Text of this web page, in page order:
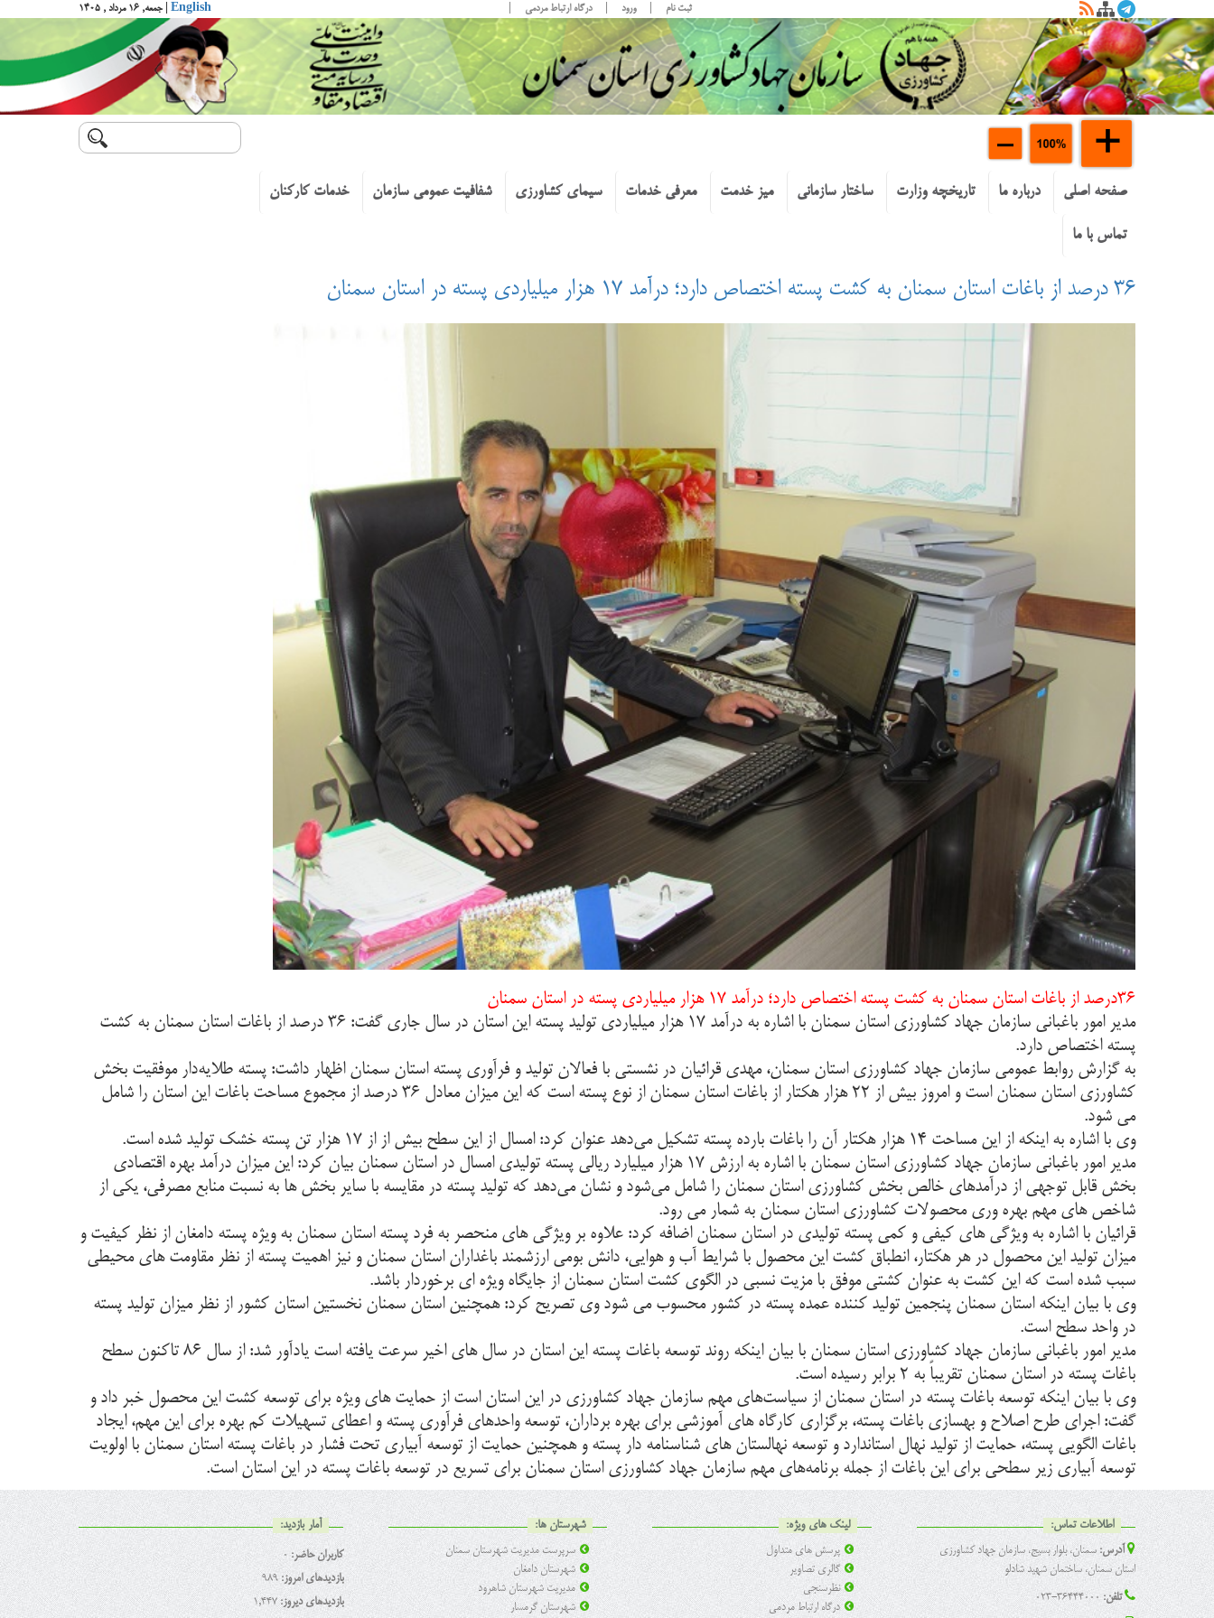
English | جمعه, ۱۶ مرداد , ۱۴۰۵ ثبت نام ورود درگاه ارتباط مردمی
صفحه اصلی درباره ما تاریخچه وزارت ساختار سازمانی میز خدمت معرفی خدمات سیمای کشاورزی شفافیت عمومی سازمان خدمات کارکنان
تماس با ما
۳۶ درصد از باغات استان سمنان به كشت پسته اختصاص دارد؛ درآمد ۱۷ هزار ميلياردي پسته در استان سمنان
۳۶درصد از باغات استان سمنان به کشت پسته اختصاص دارد؛ درآمد ۱۷ هزار میلیاردی پسته در استان سمنان
مدیر امور باغبانی سازمان جهاد کشاورزی استان سمنان با اشاره به درآمد ۱۷ هزار میلیاردی تولید پسته این استان در سال جاری گفت: ۳۶ درصد از باغات استان سمنان به کشت
پسته اختصاص دارد.
به گزارش روابط عمومی سازمان جهاد کشاورزی استان سمنان، مهدی قرائیان در نشستی با فعالان تولید و فرآوری پسته استان سمنان اظهار داشت: پسته طلایه‌دار موفقیت بخش
کشاورزی استان سمنان است و امروز بیش از ۲۲ هزار هکتار از باغات استان سمنان از نوع پسته است که این میزان معادل ۳۶ درصد از مجموع مساحت باغات این استان را شامل
می شود.
وی با اشاره به اینکه از این مساحت ۱۴ هزار هکتار آن را باغات بارده پسته تشکیل می‌دهد عنوان کرد: امسال از این سطح بیش از از ۱۷ هزار تن پسته خشک تولید شده است.
مدیر امور باغبانی سازمان جهاد کشاورزی استان سمنان با اشاره به ارزش ۱۷ هزار میلیارد ریالی پسته تولیدی امسال در استان سمنان بیان کرد: این میزان درآمد بهره اقتصادی
بخش قابل توجهی از درآمدهای خالص بخش کشاورزی استان سمنان را شامل می‌شود و نشان می‌دهد که تولید پسته در مقایسه با سایر بخش ها به نسبت منابع مصرفی، یکی از
شاخص های مهم بهره وری محصولات کشاورزی استان سمنان به شمار می رود.
قرائیان با اشاره به ویژگی های کیفی و کمی پسته تولیدی در استان سمنان اضافه کرد: علاوه بر ویژگی های منحصر به فرد پسته استان سمنان به ویژه پسته دامغان از نظر کیفیت و
میزان تولید این محصول در هر هکتار، انطباق کشت این محصول با شرایط آب و هوایی، دانش بومی ارزشمند باغداران استان سمنان و نیز اهمیت پسته از نظر مقاومت های محیطی
سبب شده است که این کشت به عنوان کشتی موفق با مزیت نسبی در الگوی کشت استان سمنان از جایگاه ویژه ای برخوردار باشد.
وی با بیان اینکه استان سمنان پنجمین تولید کننده عمده پسته در کشور محسوب می شود وی تصریح کرد: همچنین استان سمنان نخستین استان کشور از نظر میزان تولید پسته
در واحد سطح است.
مدیر امور باغبانی سازمان جهاد کشاورزی استان سمنان با بیان اینکه روند توسعه باغات پسته این استان در سال های اخیر سرعت یافته است یادآور شد: از سال ۸۶ تاکنون سطح
باغات پسته در استان سمنان تقریباً به ۲ برابر رسیده است.
وی با بیان اینکه توسعه باغات پسته در استان سمنان از سیاست‌های مهم سازمان جهاد کشاورزی در این استان است از حمایت های ویژه برای توسعه کشت این محصول خبر داد و
گفت: اجرای طرح اصلاح و بهسازی باغات پسته، برگزاری کارگاه های آموزشی برای بهره برداران، توسعه واحدهای فرآوری پسته و اعطای تسهیلات کم بهره برای این مهم، ایجاد
باغات الگویی پسته، حمایت از تولید نهال استاندارد و توسعه نهالستان های شناسنامه دار پسته و همچنین حمایت از توسعه آبیاری تحت فشار در باغات پسته استان سمنان با اولویت
توسعه آبیاری زیر سطحی برای این باغات از جمله برنامه‌های مهم سازمان جهاد کشاورزی استان سمنان برای تسریع در توسعه باغات پسته در این استان است.
اطلاعات تماس:
آدرس:سمنان، بلوار بسیج، سازمان جهاد کشاورزی
استان سمنان، ساختمان شهید شادلو
تلفن: 36444000-023
آمار بازدید:
کاربران حاضر: 0
بازدیدهای امروز:989
بازدیدهای دیروز:1,447
شهرستان ها:
سرپرست مدیریت شهرستان سمنان
شهرستان دامغان
مدیریت شهرستان شاهرود
شهرستان گرمسار
لینک های ویژه:
پرسش های متداول
گالری تصاویر
نظرسنجی
درگاه ارتباط مردمی